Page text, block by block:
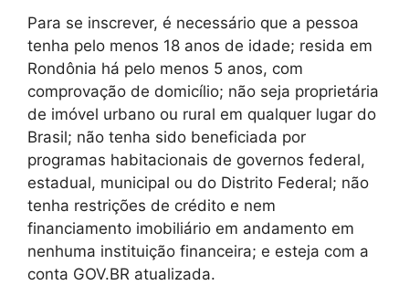
Para se inscrever, é necessário que a pessoa
tenha pelo menos 18 anos de idade; resida em
Rondônia há pelo menos 5 anos, com
comprovação de domicílio; não seja proprietária
de imóvel urbano ou rural em qualquer lugar do
Brasil; não tenha sido beneficiada por
programas habitacionais de governos federal,
estadual, municipal ou do Distrito Federal; não
tenha restrições de crédito e nem
financiamento imobiliário em andamento em
nenhuma instituição financeira; e esteja com a
conta GOV.BR atualizada.